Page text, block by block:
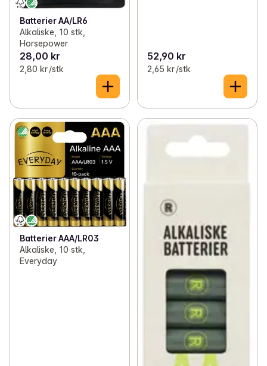
Batterier AA/LR6
Alkaliske, 10 stk,
Horsepower
28,00 kr
2,80 kr /stk
52,90 kr
2,65 kr /stk
Batterier AAA/LR03
Alkaliske, 10 stk,
Everyday